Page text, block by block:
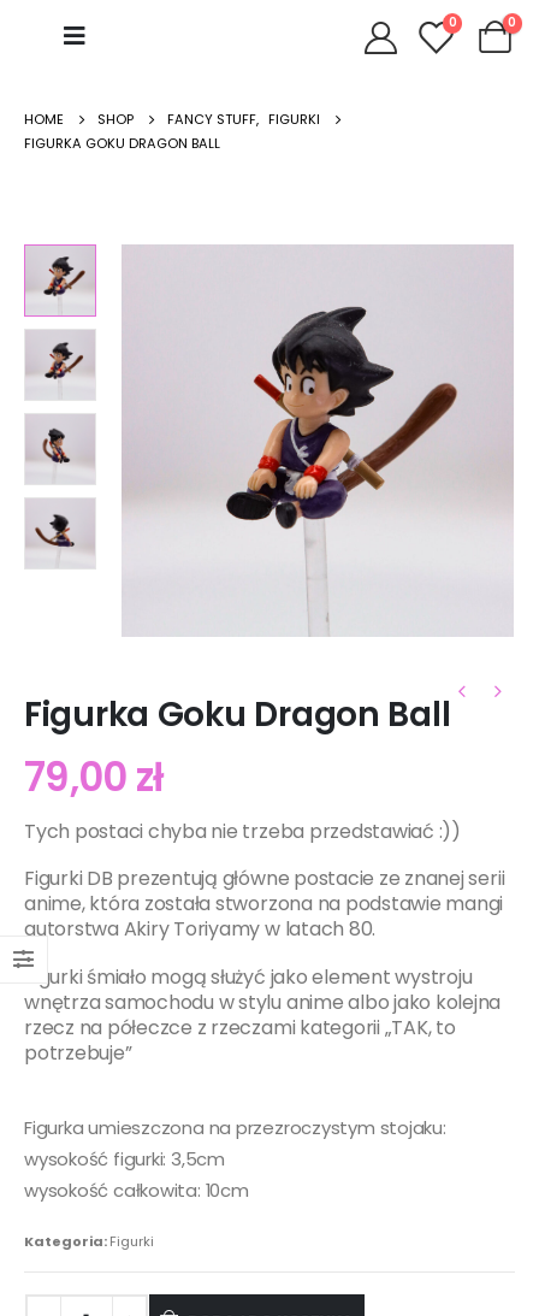
0 0
HOME SHOP FANCY STUFF, FIGURKI
FIGURKA GOKU DRAGON BALL
Figurka Goku Dragon Ball
79,00 zł
Tych postaci chyba nie trzeba przedstawiać :))
Figurki DB prezentują główne postacie ze znanej serii
anime, która została stworzona na podstawie mangi
autorstwa Akiry Toriyamy w latach 80.
Figurki śmiało mogą służyć jako element wystroju
wnętrza samochodu w stylu anime albo jako kolejna
rzecz na półeczce z rzeczami kategorii „TAK, to
potrzebuje”
Figurka umieszczona na przezroczystym stojaku:
wysokość figurki: 3,5cm
wysokość całkowita: 10cm
Kategoria:Figurki